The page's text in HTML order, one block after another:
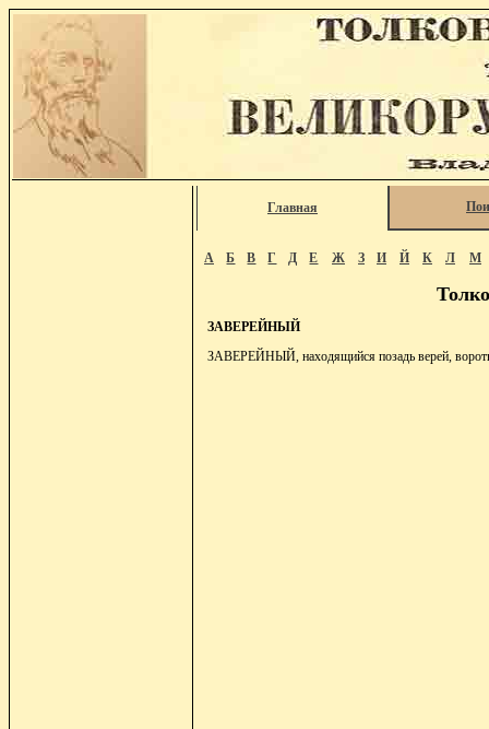
Главная
А Б В Г Д Е Ж З И Й К Л М
ЗАВЕРЕЙНЫЙ
ЗАВЕРЕЙНЫЙ, находящийся позадь верей,